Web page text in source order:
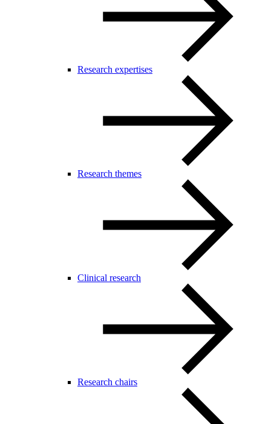
Research expertises
Research themes
Clinical research
Research chairs